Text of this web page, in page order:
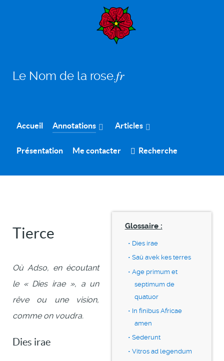
Le Nom de la rose.𝑓𝑟
Accueil Annotations Articles
Présentation Me contacter Recherche
Glossaire :
Dies irae
Saü avek kes terres
Age primum et
septimum de
quatuor
In finibus Africae
amen
Sederunt
Vitros ad legendum
Tierce
Où Adso, en écoutant
le « Dies irae », a un
rêve ou une vision,
comme on voudra.
Dies irae